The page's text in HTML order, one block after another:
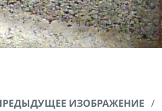
ИЗОБРАЖЕНИЕ